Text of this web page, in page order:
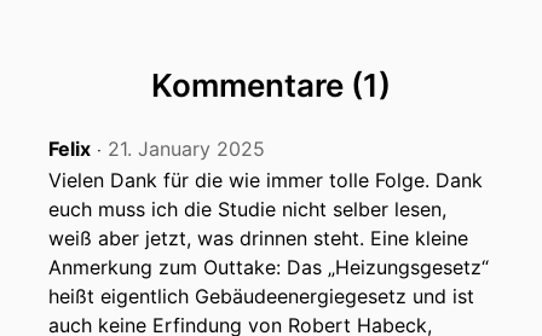
Aber weil wir terminlich nicht anders
konnten, müssen wir jetzt irgendwie hier,
Florian:ich meine, ich wäre so oder so um
sechs Uhr aufgestanden, das mache ich ja jeden
Florian:Tag. Aber meistens gehe ich dann noch
eine Runde spazieren und setze mich nicht
Florian:aufs Mikrofon und erzähle was über das
Kommentare (1)
Felix ‧ 21. January 2025
Vielen Dank für die wie immer tolle Folge. Dank
euch muss ich die Studie nicht selber lesen,
weiß aber jetzt, was drinnen steht. Eine kleine
Anmerkung zum Outtake: Das „Heizungsgesetz“
heißt eigentlich Gebäudeenergiegesetz und ist
auch keine Erfindung von Robert Habeck,